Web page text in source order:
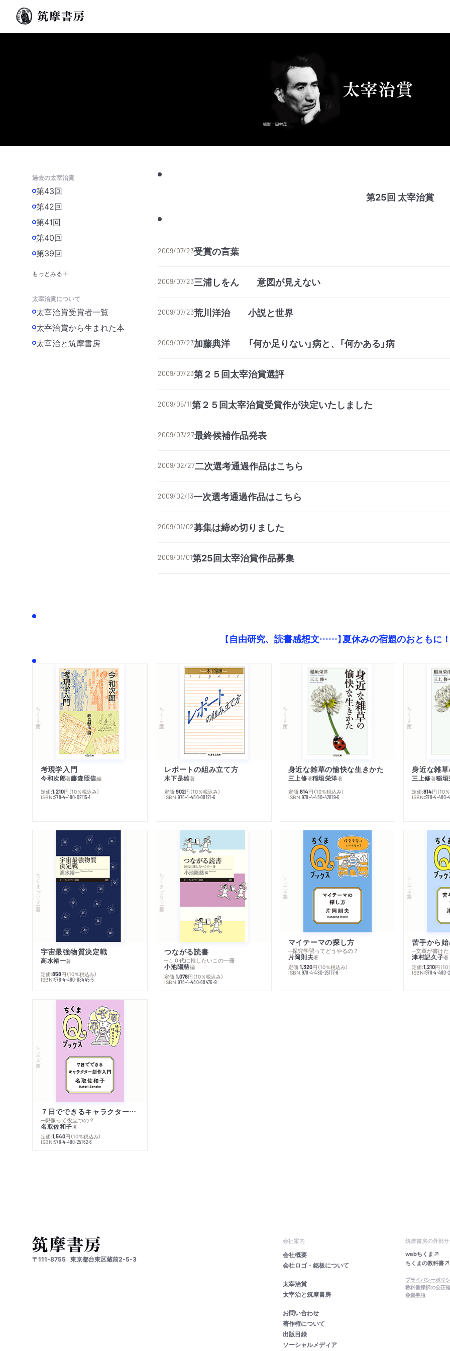
過去の太宰治賞
第43回
第42回
第41回
第40回
第39回
もっとみる
太宰治賞について
太宰治賞受賞者一覧
太宰治賞から生まれた本
太宰治と筑摩書房
第25回 太宰治賞
2009/07/23受賞の言葉
2009/07/23三浦しをん 意図が見えない
2009/07/23荒川洋治 小説と世界
2009/07/23加藤典洋 「何か足りない」病と、「何かある」病
2009/07/23第２５回太宰治賞選評
2009/05/11第２５回太宰治賞受賞作が決定いたしました
2009/03/27最終候補作品発表
2009/02/27二次選考通過作品はこちら
2009/02/13一次選考通過作品はこちら
2009/01/02募集は締め切りました
2009/01/01第25回太宰治賞作品募集
【自由研究、読書感想文……】夏休みの宿題のおともに
ちくま文庫
考現学入門
今和次郎著藤森照信編
定価:1,210円 （10％税込み）
ISBN:978-4-480-02115-1
ちくま学芸文庫
レポートの組み立て方
木下是雄著
定価:902円 （10％税込み）
ISBN:978-4-480-08121-6
ちくま文庫
身近な雑草の愉快な生きかた
三上修著稲垣栄洋著
定価:814円 （10％税込み）
ISBN:978-4-480-42819-6
ちくま文庫
身近な雑
三上修著稲
定価:814円 （10
ISBN:978-4-480-
ちくまプリマー新書
宇宙最強物質決定戦
高水裕一著
定価:858円 （10％税込み）
ISBN:978-4-480-68445-5
ちくまプリマー新書
つながる読書
─１０代に推したいこの一冊
小池陽慈編
定価:1,078円 （10％税込み）
ISBN:978-4-480-68476-9
シリーズ・全集
マイテーマの探し方
─探究学習ってどうやるの？
片岡則夫著
定価:1,320円 （10％税込み）
ISBN:978-4-480-25117-6
シリーズ・全集
苦手から
─文章が書け
津村記久子著
定価:1,210円 （
ISBN:978-4-480-
シリーズ・全集
７日でできるキャラクター創作入門
─想像って役立つの？
名取佐和子著
定価:1,540円 （10％税込み）
ISBN:978-4-480-25162-6
〒111-8755 東京都台東区蔵前2-5-3
会社案内
会社概要
会社ロゴ・銘板について
太宰治賞
太宰治と筑摩書房
お問い合わせ
著作権について
出版目録
ソーシャルメディア
筑摩書房の外部
webちくま
ちくまの教科書
プライバシーポリ
教科書採択の公正
免責事項